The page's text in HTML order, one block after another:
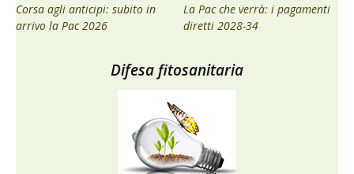
Corsa agli anticipi: subito in
arrivo la Pac 2026
La Pac che verrà: i pagamenti
diretti 2028-34
Difesa fitosanitaria